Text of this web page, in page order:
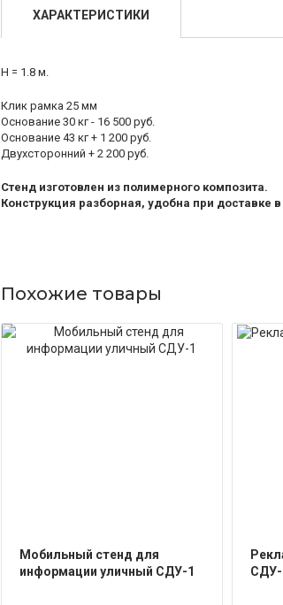
ХАРАКТЕРИСТИКИ
Н = 1.8 м.
Клик рамка 25 мм
Основание 30 кг - 16 500 руб.
Основание 43 кг + 1 200 руб.
Двухсторонний + 2 200 руб.
Стенд изготовлен из полимерного композита.
Конструкция разборная, удобна при доставке
Похожие товары
Мобильный стенд для
информации уличный СДУ-1
СДУ-